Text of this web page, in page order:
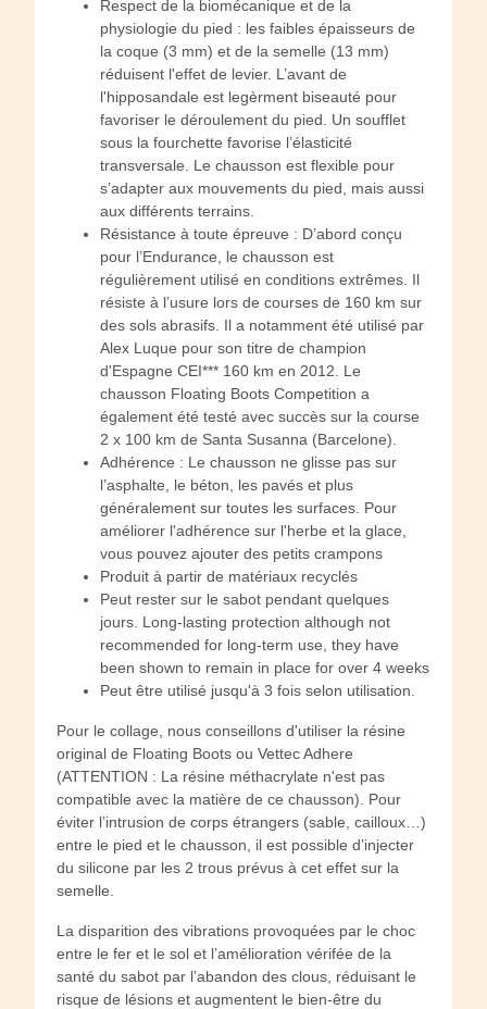
Respect de la biomécanique et de la
physiologie du pied : les faibles épaisseurs de
la coque (3 mm) et de la semelle (13 mm)
réduisent l'effet de levier. L’avant de
l'hipposandale est legèrment biseauté pour
favoriser le déroulement du pied. Un soufflet
sous la fourchette favorise l’élasticité
transversale. Le chausson est flexible pour
s’adapter aux mouvements du pied, mais aussi
aux différents terrains.
Résistance à toute épreuve : D’abord conçu
pour l’Endurance, le chausson est
régulièrement utilisé en conditions extrêmes. Il
résiste à l’usure lors de courses de 160 km sur
des sols abrasifs. Il a notamment été utilisé par
Alex Luque pour son titre de champion
d'Espagne CEI*** 160 km en 2012. Le
chausson Floating Boots Competition a
également été testé avec succès sur la course
2 x 100 km de Santa Susanna (Barcelone).
Adhérence : Le chausson ne glisse pas sur
l’asphalte, le béton, les pavés et plus
généralement sur toutes les surfaces. Pour
améliorer l'adhérence sur l'herbe et la glace,
vous pouvez ajouter des petits crampons
Produit à partir de matériaux recyclés
Peut rester sur le sabot pendant quelques
jours. Long-lasting protection although not
recommended for long-term use, they have
been shown to remain in place for over 4 weeks
Peut être utilisé jusqu'à 3 fois selon utilisation.
Pour le collage, nous conseillons d'utiliser la résine
original de Floating Boots ou Vettec Adhere
(ATTENTION : La résine méthacrylate n'est pas
compatible avec la matière de ce chausson). Pour
éviter l’intrusion de corps étrangers (sable, cailloux…)
entre le pied et le chausson, il est possible d’injecter
du silicone par les 2 trous prévus à cet effet sur la
semelle.
La disparition des vibrations provoquées par le choc
entre le fer et le sol et l’amélioration vérifée de la
santé du sabot par l’abandon des clous, réduisant le
risque de lésions et augmentent le bien-être du